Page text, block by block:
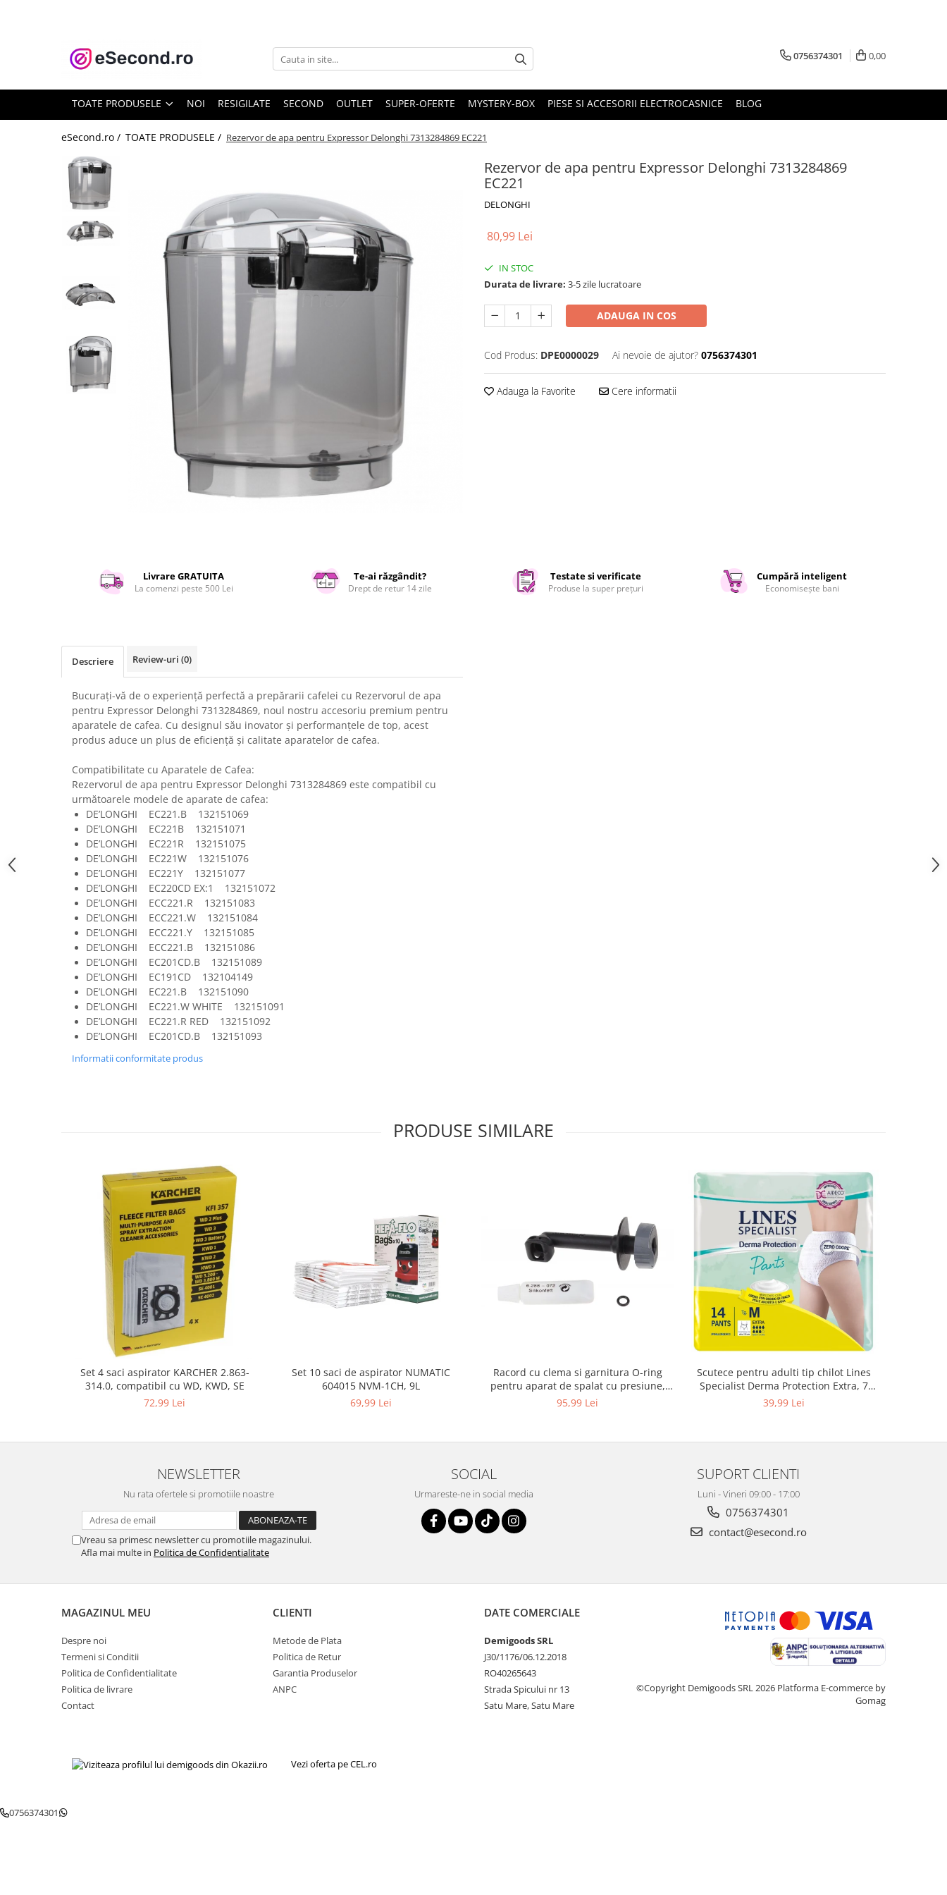
TOATE PRODUSELE
Accesorii Auto
Covorase auto
Electronice Auto
Intretinere & Cosmetica auto
Reparatii si echipamente auto
Trotinete electrice
Bucatarie & Servire
Hobby-uri creative
Iluminat & Electrice
Scule electrice si unelte
Silicon, spume si solutii tehnice
Uscatoare rufe
Utilaje si materiale de constructii
Accesorii tablete
Laptopuri si Accesorii
Telefoane Mobile & accesorii
Electrocasnice & Climatizare
Accesorii si piese masini spalat
rufe si uscatoare
Accesorii si piese masini spalat
Aparate Frigorifice
Aparate Racire Aer
Aragaze si cuptoare cu microunde
Climatizare & sisteme de incalzire
Electrocasnice pentru Bucatarie
Fiare de calcat si masini de cusut
Ingrijire Locuinta
Purificatoare de aer
Ceasuri barbatesti
Imbracaminte si Incaltaminte copii
Incaltaminte barbati
Gaming, Carti & Birotica
Console, Jocuri & Accesorii
Ingrijire personala & Cosmetice
Accesorii aparate de ras electrice
Accesorii aparate hair styling
Aparate & Accesorii ingrijire
Articole Sanatate si Wellness
Jucarii, Copii & Bebe
Camera copilului
Igiena si ingrijire
Accesorii animale de companie
Castroane si adapatori animale
Zgarzi, lese si hamuri
Componente PC
0756374301 0,00
TOATE PRODUSELE NOI RESIGILATE SECOND OUTLET SUPER-OFERTE MYSTERY-BOX PIESE SI ACCESORII ELECTROCASNICE BLOG
eSecond.ro / TOATE PRODUSELE / Rezervor de apa pentru Expressor Delonghi 7313284869 EC221
Rezervor de apa pentru Expressor Delonghi 7313284869
EC221
DELONGHI
80,99 Lei
IN STOC
Durata de livrare: 3-5 zile lucratoare
ADAUGA IN COS
Cod Produs: DPE0000029 Ai nevoie de ajutor? 0756374301
Adauga la Favorite Cere informatii
Livrare GRATUITA
La comenzi peste 500 Lei
Te-ai răzgândit?
Drept de retur 14 zile
Testate si verificate
Produse la super prețuri
Cumpără inteligent
Economisește bani
Descriere Review-uri (0)
Bucurați-vă de o experiență perfectă a prepărarii cafelei cu Rezervorul de apa
pentru Expressor Delonghi 7313284869, noul nostru accesoriu premium pentru
aparatele de cafea. Cu designul său inovator și performanțele de top, acest
produs aduce un plus de eficiență și calitate aparatelor de cafea.
Compatibilitate cu Aparatele de Cafea:
Rezervorul de apa pentru Expressor Delonghi 7313284869 este compatibil cu
următoarele modele de aparate de cafea:
DE’LONGHI EC221.B 132151069
DE’LONGHI EC221B 132151071
DE’LONGHI EC221R 132151075
DE’LONGHI EC221W 132151076
DE’LONGHI EC221Y 132151077
DE’LONGHI EC220CD EX:1 132151072
DE’LONGHI ECC221.R 132151083
DE’LONGHI ECC221.W 132151084
DE’LONGHI ECC221.Y 132151085
DE’LONGHI ECC221.B 132151086
DE’LONGHI EC201CD.B 132151089
DE’LONGHI EC191CD 132104149
DE’LONGHI EC221.B 132151090
DE’LONGHI EC221.W WHITE 132151091
DE’LONGHI EC221.R RED 132151092
DE’LONGHI EC201CD.B 132151093
Informatii conformitate produs
PRODUSE SIMILARE
Set 4 saci aspirator KARCHER 2.863-
314.0, compatibil cu WD, KWD, SE
72,99 Lei
Set 10 saci de aspirator NUMATIC
604015 NVM-1CH, 9L
69,99 Lei
Racord cu clema si garnitura O-ring
pentru aparat de spalat cu presiune,
KARCHER 4.064-047.0, K2, K3, K4
95,99 Lei
Scutece pentru adulti tip chilot Lines
Specialist Derma Protection Extra, 7
picaturi, marimea M, 14 bucati
39,99 Lei
NEWSLETTER
Nu rata ofertele si promotiile noastre
Vreau sa primesc newsletter cu promotiile magazinului.
Afla mai multe in Politica de Confidentialitate
SOCIAL
Urmareste-ne in social media
SUPORT CLIENTI
Luni - Vineri 09:00 - 17:00
0756374301
contact@esecond.ro
MAGAZINUL MEU
Despre noi
Termeni si Conditii
Politica de Confidentialitate
Politica de livrare
Contact
CLIENTI
Metode de Plata
Politica de Retur
Garantia Produselor
ANPC
DATE COMERCIALE
Demigoods SRL
J30/1176/06.12.2018
RO40265643
Strada Spicului nr 13
Satu Mare, Satu Mare
©Copyright Demigoods SRL 2026 Platforma E-commerce by
Gomag
Vezi oferta pe CEL.ro
0756374301